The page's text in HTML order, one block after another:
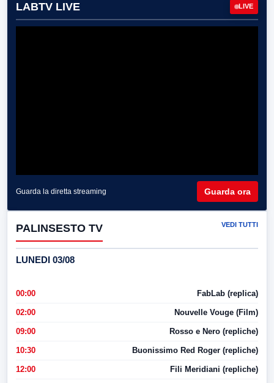
LABTV LIVE LIVE
Guarda la diretta streaming Guarda ora
PALINSESTO TV VEDI TUTTI
LUNEDI 03/08
00:00 FabLab (replica)
02:00 Nouvelle Vouge (Film)
09:00 Rosso e Nero (repliche)
10:30 Buonissimo Red Roger (repliche)
12:00 Fili Meridiani (repliche)